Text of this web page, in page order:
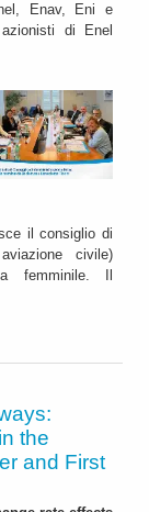
Enav, Eni e
azionisti di Enel
il consiglio di
civile)
femminile. Il
the
and First